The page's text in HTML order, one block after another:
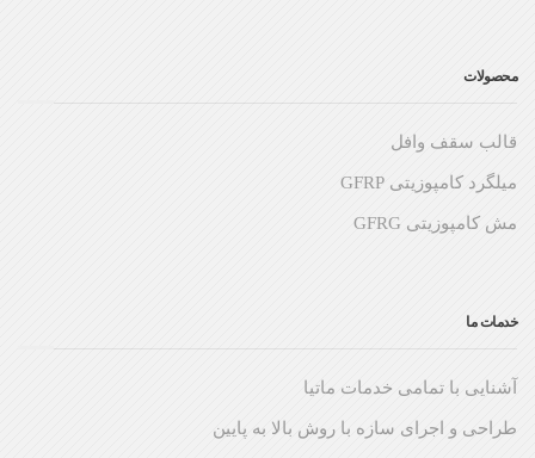
محصولات
قالب سقف وافل
میلگرد کامپوزیتی GFRP
مش کامپوزیتی GFRG
خدمات ما
آشنایی با تمامی خدمات ماتیا
طراحی و اجرای سازه با روش بالا به پایین